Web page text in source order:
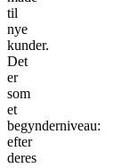
til
nye
kunder.
Det
er
som
et
begynderniveau:
efter
deres